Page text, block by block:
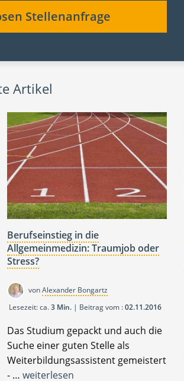
Stellenanfrage
Artikel
Berufseinstieg in die
Allgemeinmedizin: Traumjob oder
Stress?
vonAlexander Bongartz
Lesezeit: ca.3 Min. | Beitrag vom :02.11.2016
Das Studium gepackt und auch die
Suche einer guten Stelle als
Weiterbildungsassistent gemeistert
- … weiterlesen